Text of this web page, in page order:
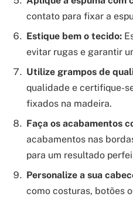
contato para fixar a
Estique bem o tecido:
evitar rugas e garantir
Utilize grampos de
qualidade e certifique-
fixados na madeira.
Faça os acabamentos
acabamentos nas
para um resultado
Personalize a sua
como costuras, botões